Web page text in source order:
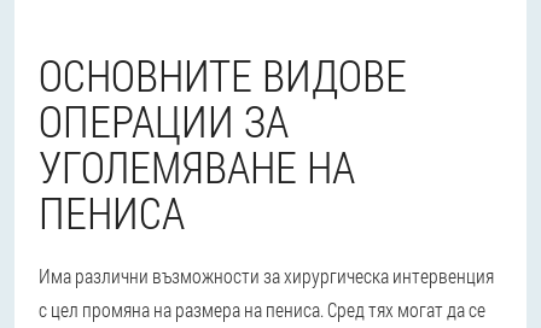
ОСНОВНИТЕ ВИДОВЕ
ОПЕРАЦИИ ЗА
УГОЛЕМЯВАНЕ НА
ПЕНИСА
Има различни възможности за хирургическа интервенция
с цел промяна на размера на пениса. Сред тях могат да се